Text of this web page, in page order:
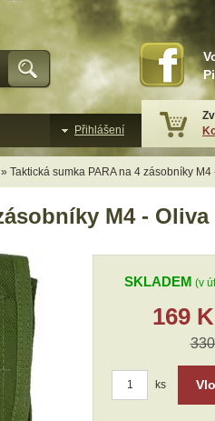
» Taktická sumka PARA na 4 zásobníky M4
M4 - Oliva
SKLADEM (v
169
ks
Přihlášení